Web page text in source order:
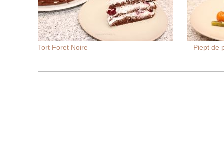
Tort Foret Noire Piept de